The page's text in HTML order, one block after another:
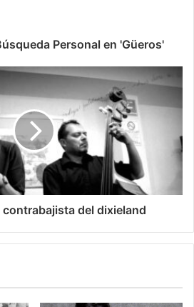
Personal en 'Güeros'
contrabajista del dixieland